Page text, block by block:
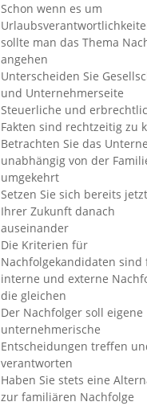
Schon wenn es um
sollte man das Thema
angehen
Unterscheiden Sie
und Unternehmerseite
Steuerliche und
Fakten sind rechtzeitig zu
Betrachten Sie das
unabhängig von der
umgekehrt
Setzen Sie sich bereits
Ihrer Zukunft danach
auseinander
Die Kriterien für
Nachfolgekandidaten sind
interne und externe
die gleichen
Der Nachfolger soll eigene
unternehmerische
Entscheidungen treffen
verantworten
Haben Sie stets eine
zur familiären Nachfolge